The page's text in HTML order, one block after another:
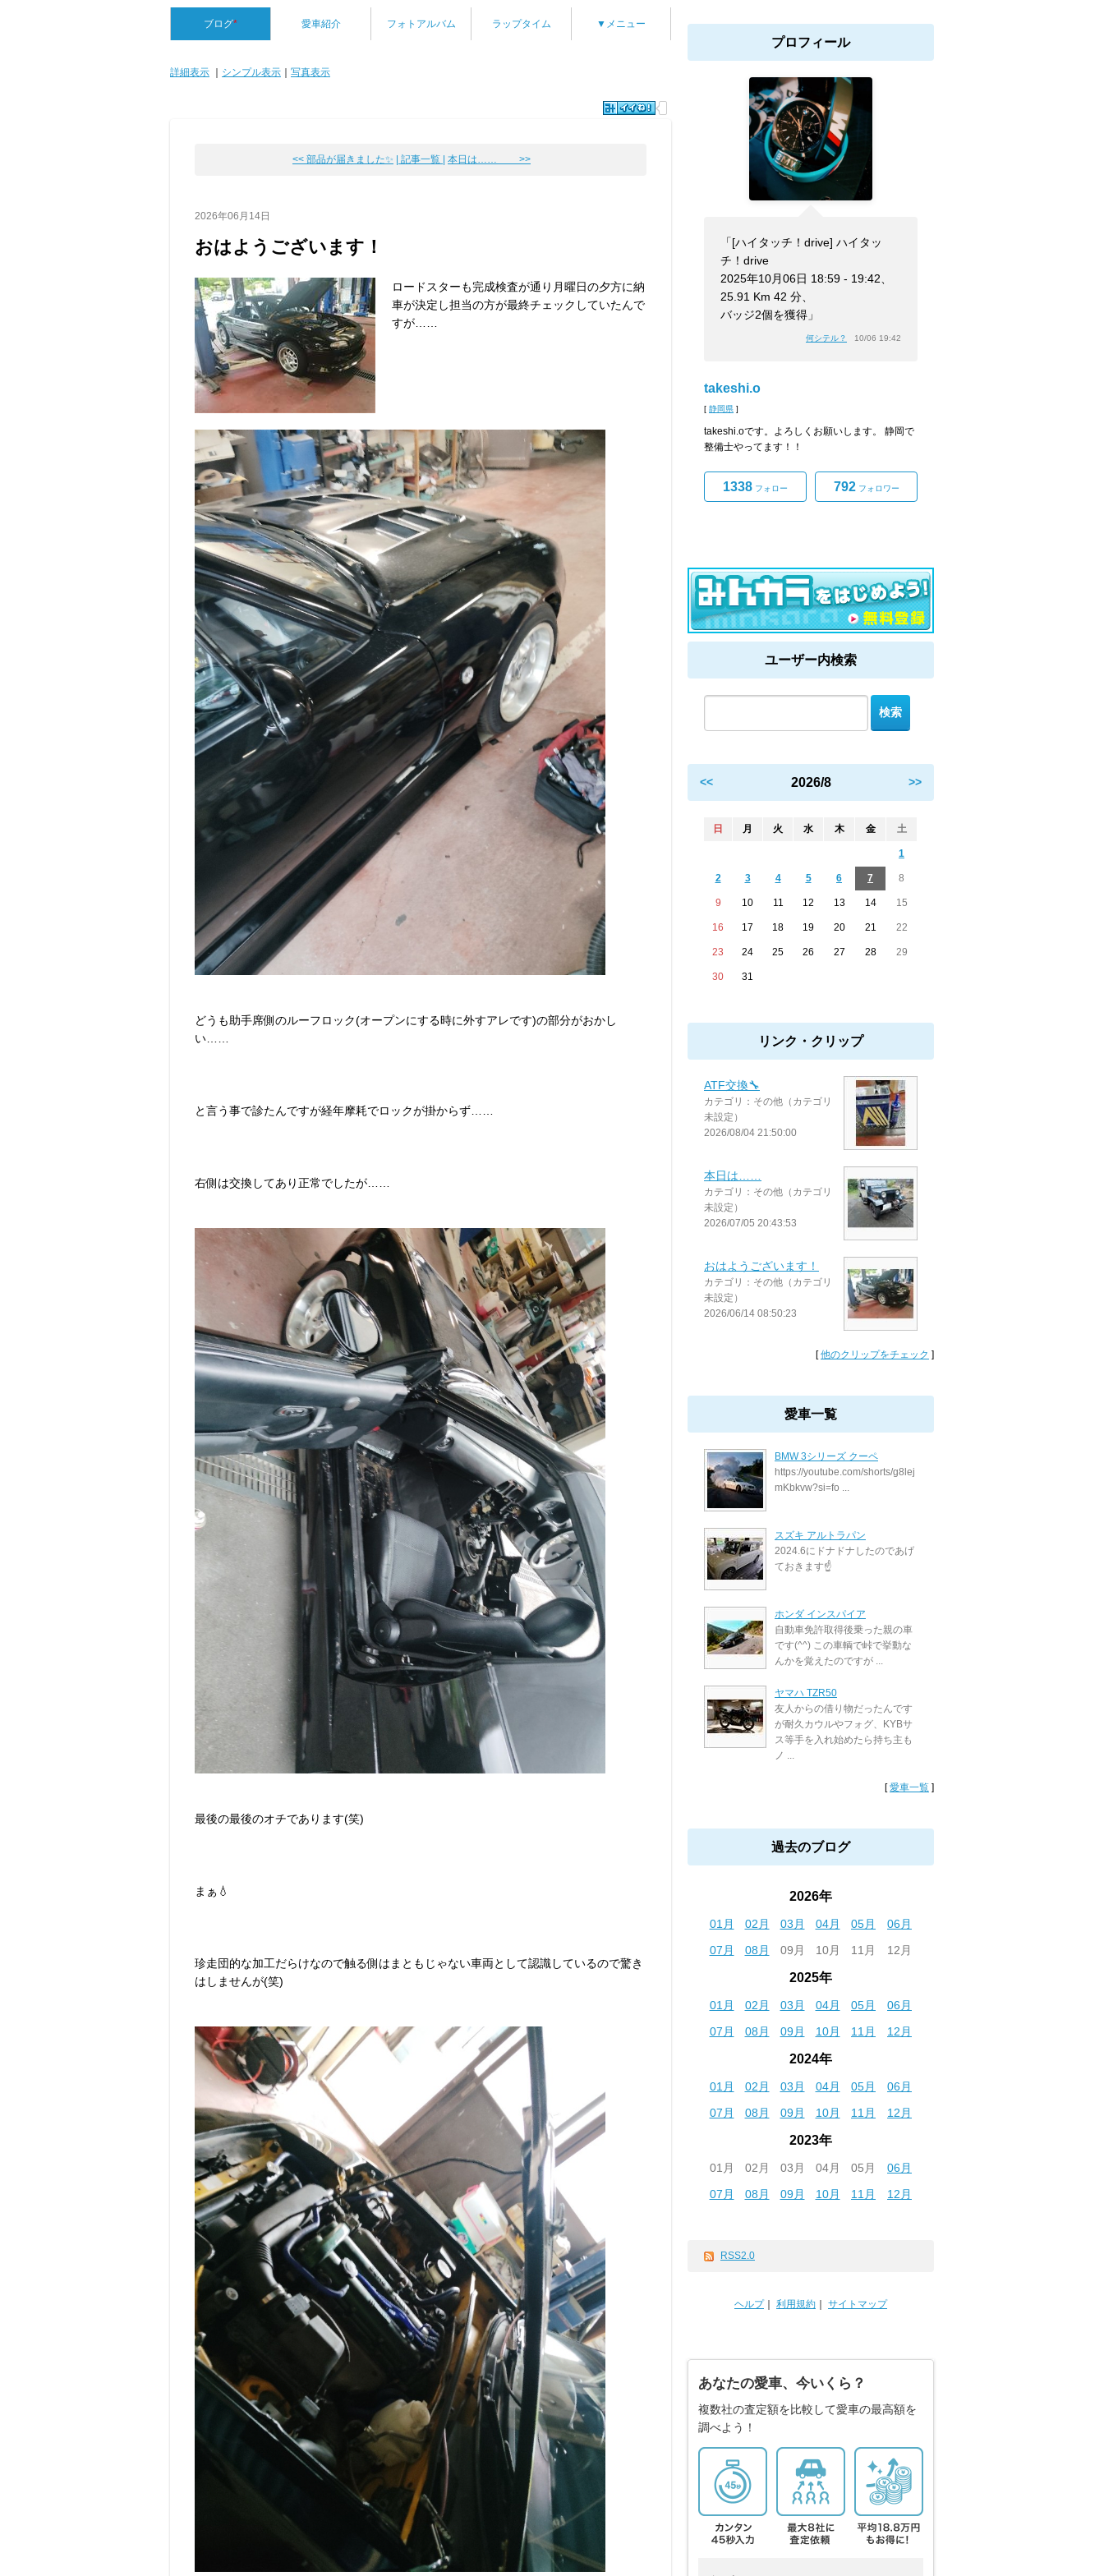
ブログ* 愛車紹介 フォトアルバム ラップタイム ▼メニュー
詳細表示 シンプル表示 写真表示
<< 部品が届きました✨ | 記事一覧 | 本日は…… >>
2026年06月14日
おはようございます！
ロードスターも完成検査が通り月曜日の夕方に納
車が決定し担当の方が最終チェックしていたんで
すが……
どうも助手席側のルーフロック(オープンにする時に外すアレです)の部分がおかし
い……
と言う事で診たんですが経年摩耗でロックが掛からず……
右側は交換してあり正常でしたが……
最後の最後のオチであります(笑)
まぁ💧‬
珍走団的な加工だらけなので触る側はまともじゃない車両として認識しているので驚き
はしませんが(笑)
プロフィール
「[ハイタッチ！drive] ハイタッ
チ！drive
2025年10月06日 18:59 - 19:42、
25.91 Km 42 分、
バッジ2個を獲得」
何シテル？ 10/06 19:42
takeshi.o
[ 静岡県 ]
takeshi.oです。よろしくお願いします。 静岡で
整備士やってます！！
1338 フォロー 792フォロワー
ユーザー内検索
<< 2026/8 >>
日 月 火 水 木 金 土
1
2 3 4 5 6 7 8
9 10 11 12 13 14 15
16 17 18 19 20 21 22
23 24 25 26 27 28 29
30 31
リンク・クリップ
ATF交換🔧
カテゴリ：その他（カテゴリ
未設定）
2026/08/04 21:50:00
本日は……
カテゴリ：その他（カテゴリ
未設定）
2026/07/05 20:43:53
おはようございます！
カテゴリ：その他（カテゴリ
未設定）
2026/06/14 08:50:23
[他のクリップをチェック ]
愛車一覧
BMW 3シリーズ クーペ
https://youtube.com/shorts/g8lej
mKbkvw?si=fo ...
スズキ アルトラパン
2024.6にドナドナしたのであげ
ておきます☝️
ホンダ インスパイア
自動車免許取得後乗った親の車
です(^^) この車輌で峠で挙動な
んかを覚えたのですが ...
ヤマハ TZR50
友人からの借り物だったんです
が耐久カウルやフォグ、KYBサ
ス等手を入れ始めたら持ち主も
ノ ...
[愛車一覧 ]
過去のブログ
2026年
01月 02月 03月 04月 05月
06月
07月
08月 09月 10月 11月 12月
2025年
01月 02月 03月 04月 05月
06月
07月
08月 09月 10月 11月 12月
2024年
01月 02月 03月 04月 05月
06月
07月
08月 09月 10月 11月 12月
2023年
01月 02月 03月 04月 05月
06月
07月
08月 09月 10月 11月 12月
RSS2.0
ヘルプ｜ 利用規約 サイトマップ
あなたの愛車、今いくら？
複数社の査定額を比較して愛車の最高額を
調べよう！